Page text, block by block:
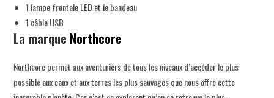
1 lampe frontale LED et le bandeau
1 câble USB
La marque Northcore
Northcore permet aux aventuriers de tous les niveaux d’accéder le plus
possible aux eaux et aux terres les plus sauvages que nous offre cette